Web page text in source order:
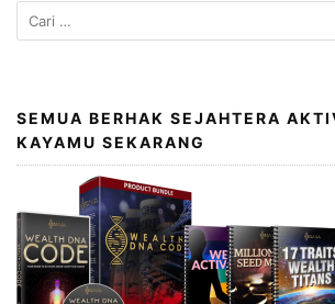
SEMUA BERHAK SEJAHTERA
KAYAMU SEKARANG